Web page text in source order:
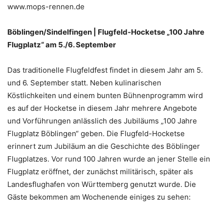
www.mops-rennen.de
Böblingen/Sindelfingen | Flugfeld-Hocketse „100 Jahre
Flugplatz“ am 5./6. September
Das traditionelle Flugfeldfest findet in diesem Jahr am 5.
und 6. September statt. Neben kulinarischen
Köstlichkeiten und einem bunten Bühnenprogramm wird
es auf der Hocketse in diesem Jahr mehrere Angebote
und Vorführungen anlässlich des Jubiläums „100 Jahre
Flugplatz Böblingen“ geben. Die Flugfeld-Hocketse
erinnert zum Jubiläum an die Geschichte des Böblinger
Flugplatzes. Vor rund 100 Jahren wurde an jener Stelle ein
Flugplatz eröffnet, der zunächst militärisch, später als
Landesflughafen von Württemberg genutzt wurde. Die
Gäste bekommen am Wochenende einiges zu sehen: